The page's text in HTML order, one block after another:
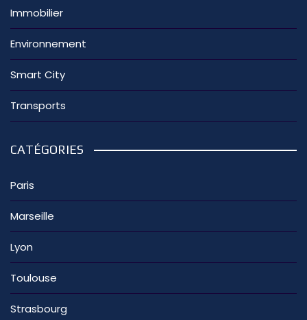
Immobilier
Environnement
Smart City
Transports
CATÉGORIES
Paris
Marseille
Lyon
Toulouse
Strasbourg